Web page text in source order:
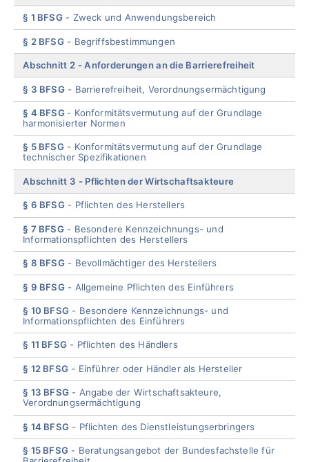
§ 1 BFSG Zweck und Anwendungsbereich
§ 2 BFSG Begriffsbestimmungen
Abschnitt 2 Anforderungen an die Barrierefreiheit
§ 3 BFSG Barrierefreiheit, Verordnungsermächtigung
§ 4 BFSG
Konformitätsvermutung auf der Grundlage
harmonisierter Normen
§ 5 BFSG
Konformitätsvermutung auf der Grundlage
technischer Spezifikationen
Abschnitt 3 Pflichten der Wirtschaftsakteure
§ 6 BFSG Pflichten des Herstellers
§ 7 BFSG
Besondere Kennzeichnungs- und
Informationspflichten des Herstellers
§ 8 BFSG Bevollmächtiger des Herstellers
§ 9 BFSG Allgemeine Pflichten des Einführers
§ 10 BFSG
Besondere Kennzeichnungs- und
Informationspflichten des Einführers
§ 11 BFSG Pflichten des Händlers
§ 12 BFSG Einführer oder Händler als Hersteller
§ 13 BFSG
Angabe der Wirtschaftsakteure,
Verordnungsermächtigung
§ 14 BFSG Pflichten des Dienstleistungserbringers
§ 15 BFSG
Beratungsangebot der Bundesfachstelle für